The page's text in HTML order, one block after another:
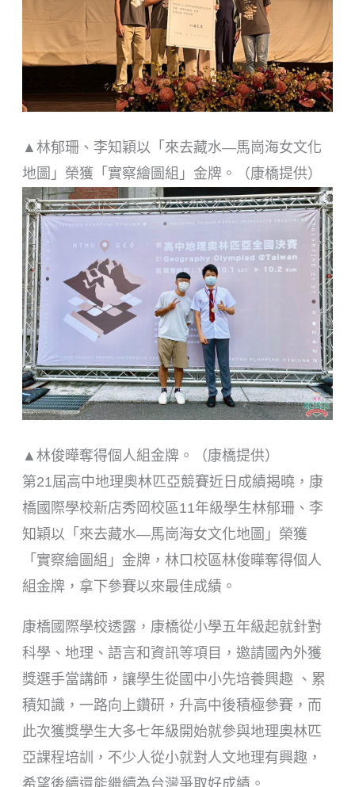
▲林郁珊、李知穎以「來去藏水—馬崗海女文化
地圖」榮獲「實察繪圖組」金牌。（康橋提供）
▲林俊曄奪得個人組金牌。（康橋提供）
第21屆高中地理奧林匹亞競賽近日成績揭曉，康
橋國際學校新店秀岡校區11年級學生林郁珊、李
知穎以「來去藏水—馬崗海女文化地圖」榮獲
「實察繪圖組」金牌，林口校區林俊曄奪得個人
組金牌，拿下參賽以來最佳成績。
康橋國際學校透露，康橋從小學五年級起就針對
科學、地理、語言和資訊等項目，邀請國內外獲
獎選手當講師，讓學生從國中小先培養興趣 、累
積知識，一路向上鑽研，升高中後積極參賽，而
此次獲獎學生大多七年級開始就參與地理奧林匹
亞課程培訓，不少人從小就對人文地理有興趣，